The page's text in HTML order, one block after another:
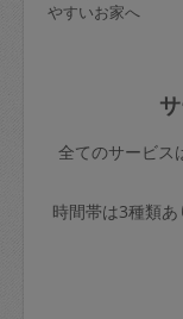
やすいお家へ
全てのサービス
時間帯は3種類あ